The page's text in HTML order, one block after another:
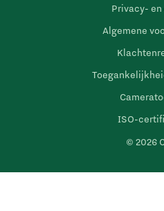
© 2026
Privacy-
Algemene
ISO-